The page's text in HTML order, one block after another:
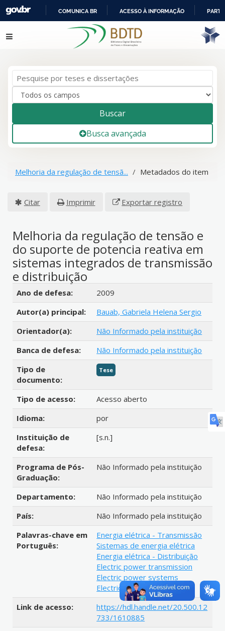
IR
PARA
COMUNICA BR ACESSO À INFORMAÇÃO
Pular para o conteúdo
Buscar
Busca avançada
Melhoria da regulação de tensã... Metadados do item
Citar Imprimir Exportar registro
Melhoria da regulação de tensão e
do suporte de potencia reativa em
sistemas integrados de transmissão
e distribuição
Detalhes bibliográficos
Ano de defesa:
2009
Autor(a) principal:
Bauab, Gabriela Helena Sergio
Orientador(a):
Não Informado pela instituição
Banca de defesa:
Não Informado pela instituição
Tipo de
documento:
Tese
Tipo de acesso:
Acesso aberto
Idioma:
por
Instituição de
defesa:
[s.n.]
Programa de Pós-
Graduação:
Não Informado pela instituição
Departamento:
Não Informado pela instituição
País:
Não Informado pela instituição
Palavras-chave em
Português:
Energia elétrica - Transmissão
Sistemas de energia elétrica
Energia elétrica - Distribuição
Electric power transmission
Electric power systems
Electric power distribution
Link de acesso:
https://hdl.handle.net/20.500.12
733/1610885